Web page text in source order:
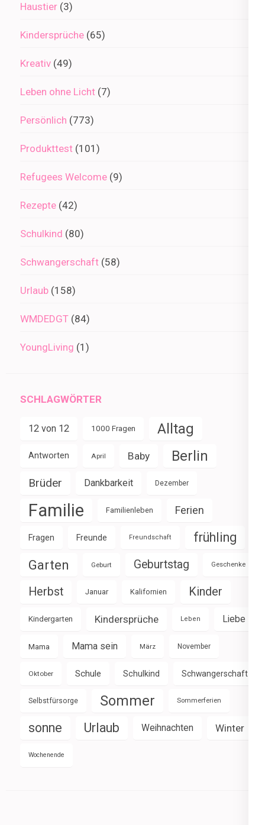
Haustier (3)
Kindersprüche (65)
Kreativ (49)
Leben ohne Licht (7)
Persönlich (773)
Produkttest (101)
Refugees Welcome (9)
Rezepte (42)
Schulkind (80)
Schwangerschaft (58)
Urlaub (158)
WMDEDGT (84)
YoungLiving (1)
SCHLAGWÖRTER
12 von 12 1000 Fragen Alltag
Antworten April Baby Berlin
Brüder Dankbarkeit Dezember
Familie Familienleben Ferien
Fragen Freunde Freundschaft frühling
Garten Geburt Geburtstag Geschenke
Herbst Januar Kalifornien Kinder
Kindergarten Kindersprüche Leben Liebe
Mama Mama sein März November
Oktober Schule Schulkind Schwangerschaft
Selbstfürsorge Sommer Sommerferien
sonne Urlaub Weihnachten Winter
Wochenende